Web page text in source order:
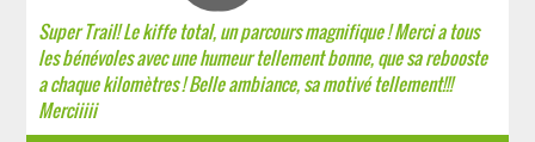
Super Trail! Le kiffe total, un parcours magnifique ! Merci a tous
les bénévoles avec une humeur tellement bonne, que sa rebooste
a chaque kilomètres ! Belle ambiance, sa motivé tellement!!!
Merciiiii